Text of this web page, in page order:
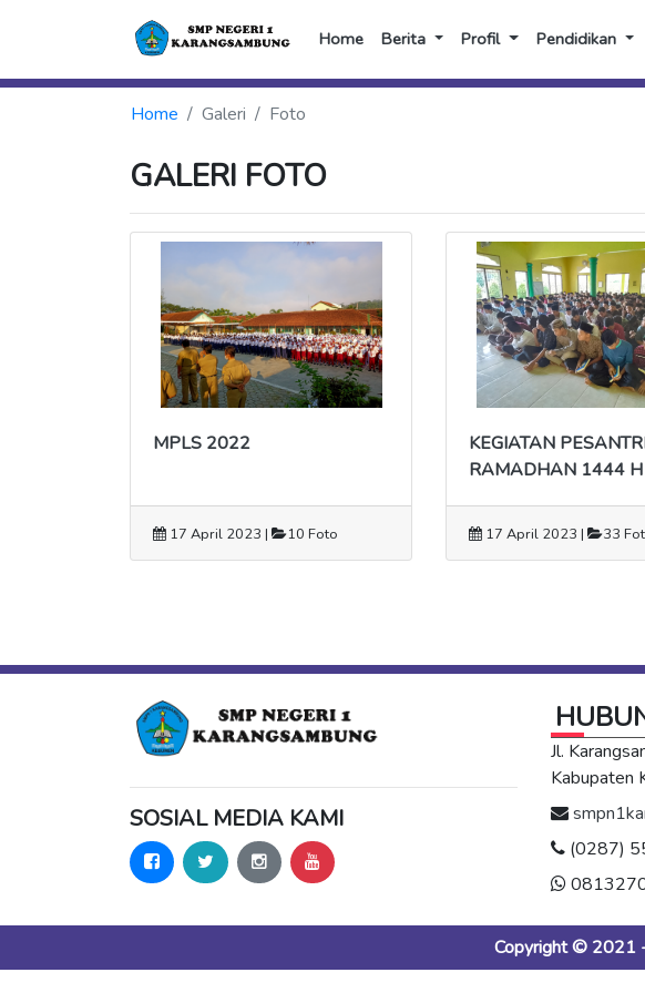
Home Berita Profil Pendidikan
Home Galeri Foto
GALERI FOTO
MPLS 2022
17 April 2023 | 10 Foto
KEGIATAN
RAMADHAN 1444 H
17 April 2023 | 33
SOSIAL MEDIA KAMI
Jl.
Kabupaten
(0287)
Copyright © 2021